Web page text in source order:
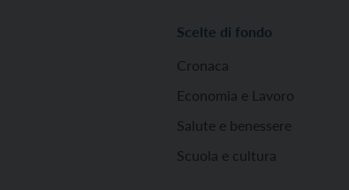
Scelte di fondo
Cronaca
Economia e Lavoro
Salute e benessere
Scuola e cultura